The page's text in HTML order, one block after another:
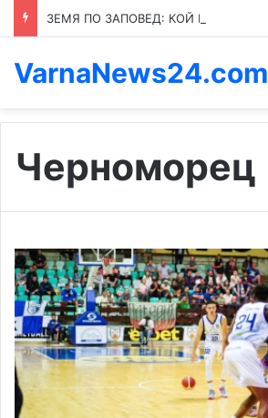
VarnaNews24.com
Черноморец